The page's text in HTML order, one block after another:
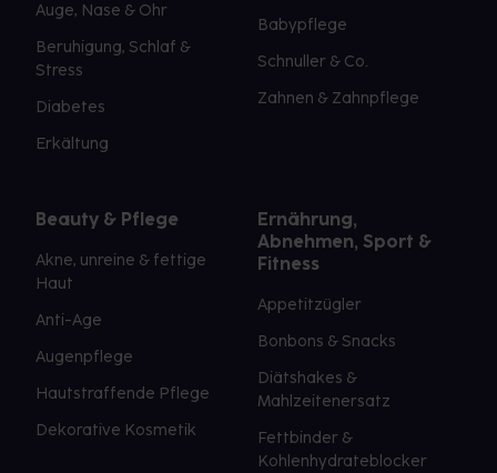
Auge, Nase & Ohr
Beruhigung, Schlaf &
Stress
Diabetes
Erkältung
Babypflege
Schnuller & Co.
Zahnen & Zahnpflege
Beauty & Pflege
Akne, unreine & fettige
Haut
Anti-Age
Augenpflege
Hautstraffende Pflege
Dekorative Kosmetik
Ernährung,
Abnehmen, Sport &
Fitness
Appetitzügler
Bonbons & Snacks
Diätshakes &
Mahlzeitenersatz
Fettbinder &
Kohlenhydrateblocker